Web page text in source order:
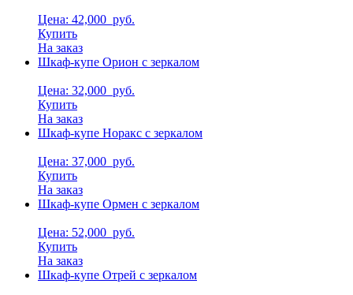
Цена: 42,000 руб.
Купить
На заказ
Шкаф-купе Орион с зеркалом
Цена: 32,000 руб.
Купить
На заказ
Шкаф-купе Норакс с зеркалом
Цена: 37,000 руб.
Купить
На заказ
Шкаф-купе Ормен с зеркалом
Цена: 52,000 руб.
Купить
На заказ
Шкаф-купе Отрей с зеркалом